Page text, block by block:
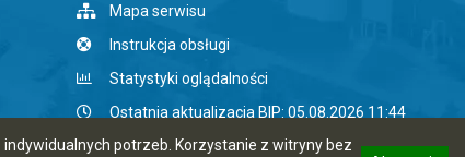
potrzeb. Korzystanie z witryny bez
Mapa serwisu
Instrukcja obsługi
Statystyki oglądalności
Ostatnia aktualizacja BIP: 05.08.2026 11:44